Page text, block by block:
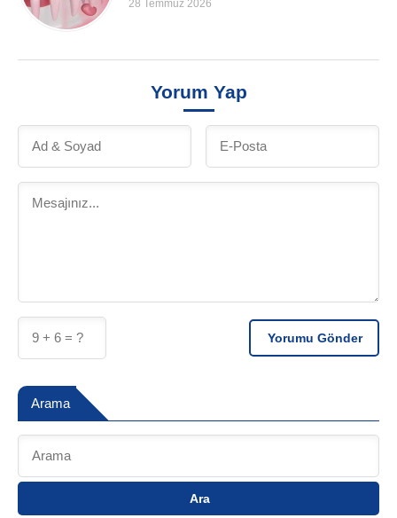
28 Temmuz 2026
Yorum Yap
Yorumu Gönder
Arama
Ara